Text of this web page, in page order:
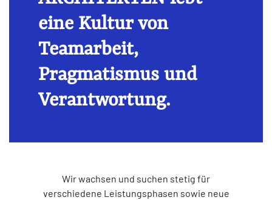
eine Kultur von
Teamarbeit,
Pragmatismus und
Verantwortung.
Wir wachsen und suchen stetig für
verschiedene Leistungsphasen sowie neue